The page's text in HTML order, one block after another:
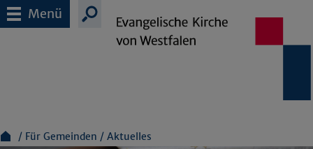
Menü
Für Gemeinden Aktuelles